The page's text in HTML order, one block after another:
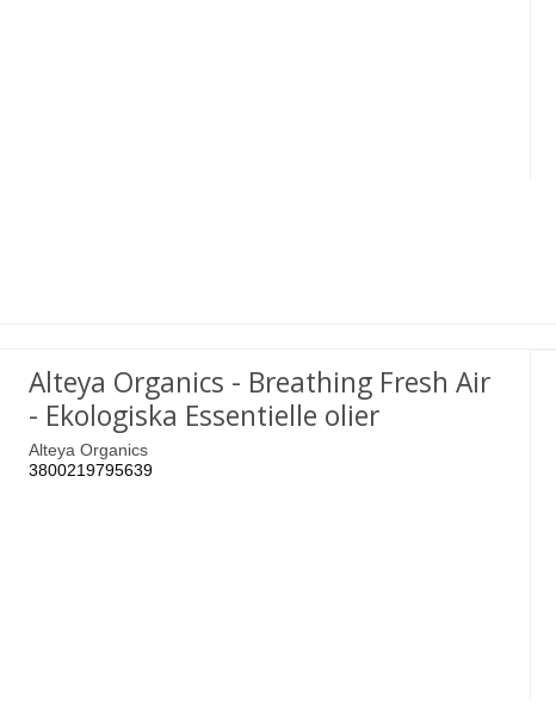
Alteya Organics - Breathing Fresh Air
- Ekologiska Essentielle olier
Alteya Organics
3800219795639